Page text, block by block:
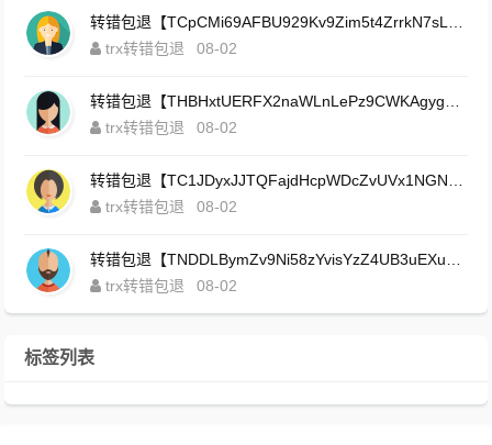
trx转错包退
08-02
trx转错包退
08-02
trx转错包退
08-02
trx转错包退
08-02
标签列表